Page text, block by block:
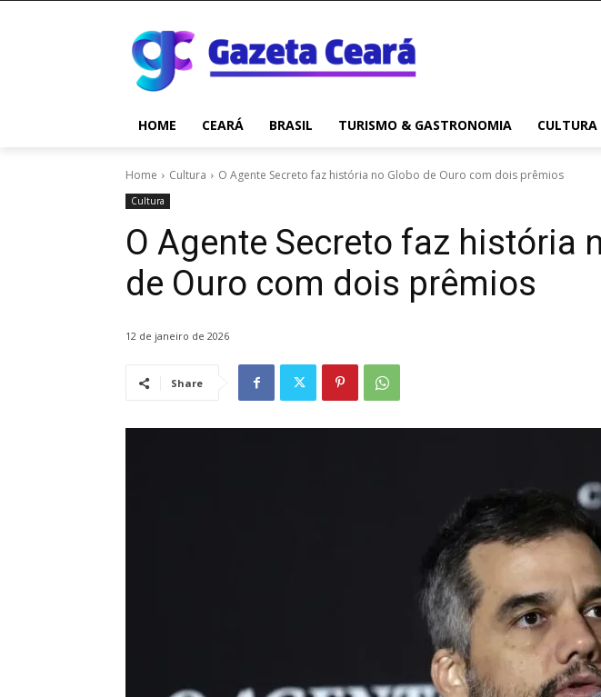
HOME CEARÁ BRASIL TURISMO & GASTRONOMIA CULTURA
Home Cultura O Agente Secreto faz história no Globo de Ouro com dois prêmios
Cultura
O Agente Secreto faz história
de Ouro com dois prêmios
12 de janeiro de 2026
Share